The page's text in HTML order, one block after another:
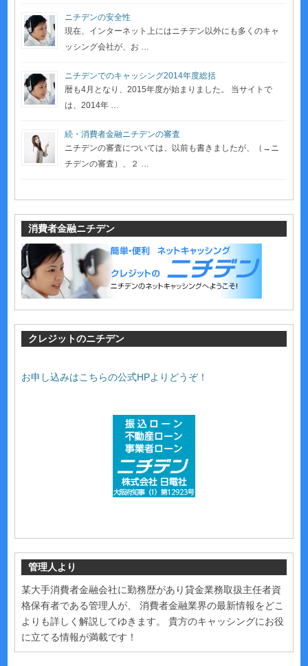
ニチデンの安全性
現在、インターネット上にはニチデン以外にも多くのキャ
ッシング会社が、お …
ニチデンでのキャッシング2014年度総括
暦も4月となり、2015年度が始まりました。 当サイトで
は、2014年 …
続・消費者金融ニチデンの審査
ニチデンの審査については、以前も書きましたが、（→ニ
チデンの審査）、２ …
消費者金融ニチデン
クレジットのニチデン
お申し込みはこちらの公式HPよりどうぞ！
管理人より
某大手消費者金融会社に勤務歴があり貸金業務取扱主任者資
格保有者である管理人が、 消費者金融業界の最新情報をどこ
よりも詳しく解説してゆきます。 貴方のキャッシングにお役
に立てる情報が満載です！